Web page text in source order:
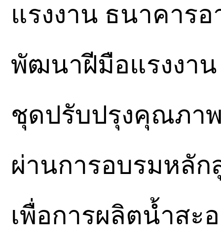
แรงงาน ธนาคาร
พัฒนาฝีมือแรงงา
ชุดปรับปรุงคุณภา
ผ่านการอบรมหลั
เพื่อการผลิตน้ำสะ